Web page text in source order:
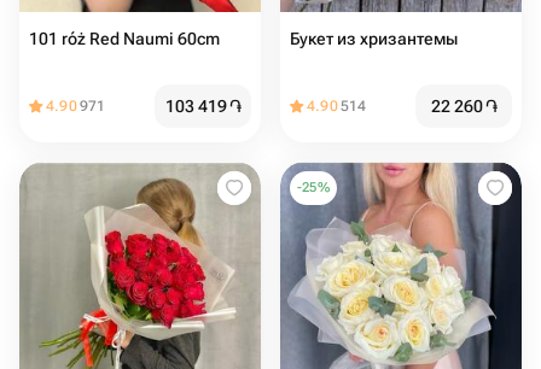
101 róż Red Naumi 60cm
4.90971 103 419֏
Букет из хризантемы
4.90514 22 260֏
-25%